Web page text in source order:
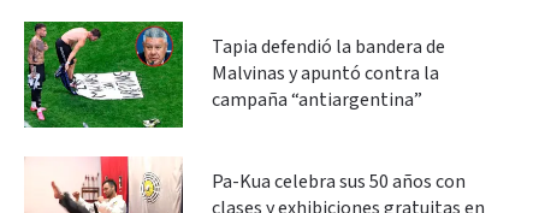
Tapia defendió la bandera de
Malvinas y apuntó contra la
campaña “antiargentina”
Pa-Kua celebra sus 50 años con